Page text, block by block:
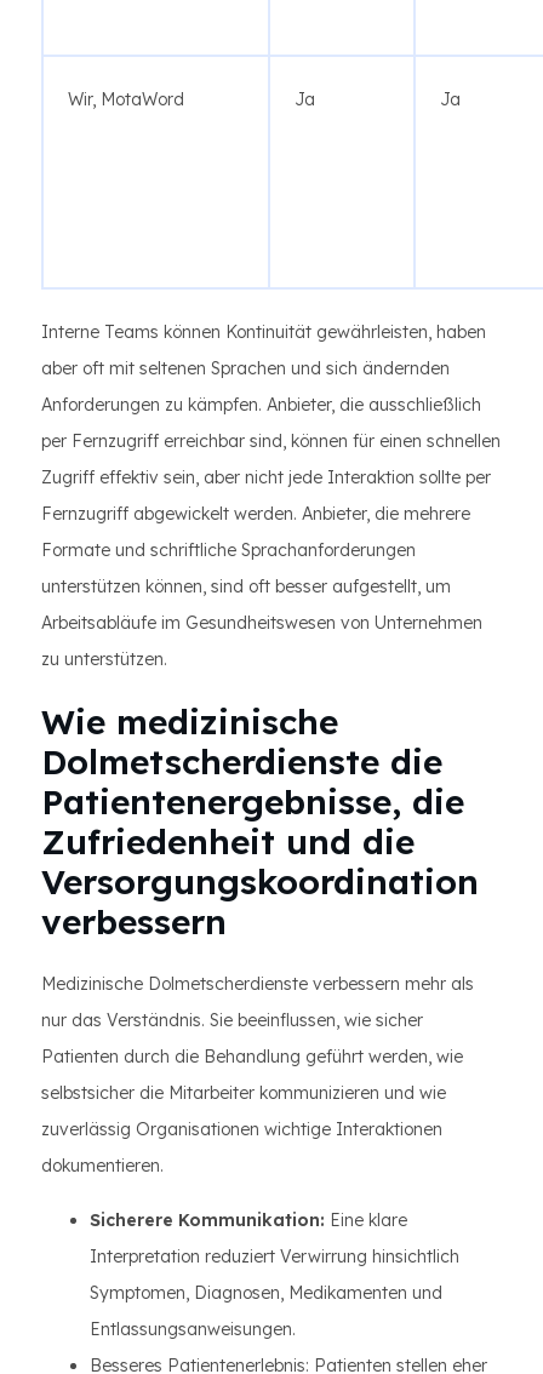
Wir, MotaWord Ja Ja
Interne Teams können Kontinuität gewährleisten, haben
aber oft mit seltenen Sprachen und sich ändernden
Anforderungen zu kämpfen. Anbieter, die ausschließlich
per Fernzugriff erreichbar sind, können für einen schnellen
Zugriff effektiv sein, aber nicht jede Interaktion sollte per
Fernzugriff abgewickelt werden. Anbieter, die mehrere
Formate und schriftliche Sprachanforderungen
unterstützen können, sind oft besser aufgestellt, um
Arbeitsabläufe im Gesundheitswesen von Unternehmen
zu unterstützen.
Wie medizinische
Dolmetscherdienste die
Patientenergebnisse, die
Zufriedenheit und die
Versorgungskoordination
verbessern
Medizinische Dolmetscherdienste verbessern mehr als
nur das Verständnis. Sie beeinflussen, wie sicher
Patienten durch die Behandlung geführt werden, wie
selbstsicher die Mitarbeiter kommunizieren und wie
zuverlässig Organisationen wichtige Interaktionen
dokumentieren.
Sicherere Kommunikation: Eine klare
Interpretation reduziert Verwirrung hinsichtlich
Symptomen, Diagnosen, Medikamenten und
Entlassungsanweisungen.
Besseres Patientenerlebnis: Patienten stellen eher